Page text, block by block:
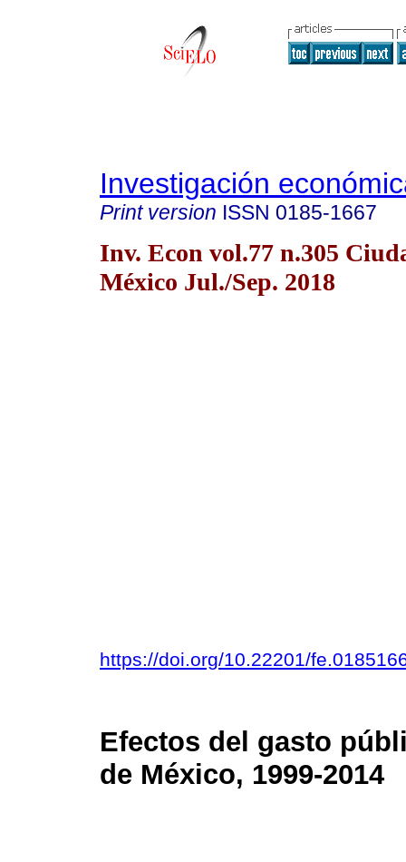
Investigación
Print version ISSN 0185-1667
Inv. Econ vol.77 n.305
México Jul./Sep. 2018
https://doi.org/10.22201/
Efectos del gasto
de México, 1999-2014